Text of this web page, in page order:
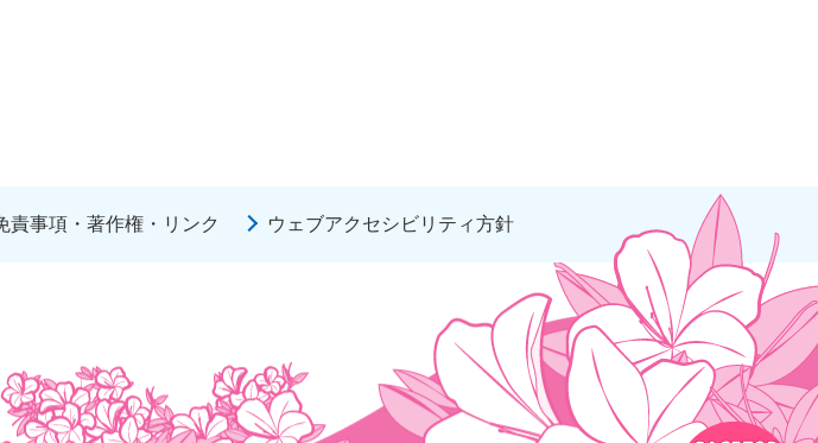
責事項・著作権・リンク ウェブアクセシビリティ方針